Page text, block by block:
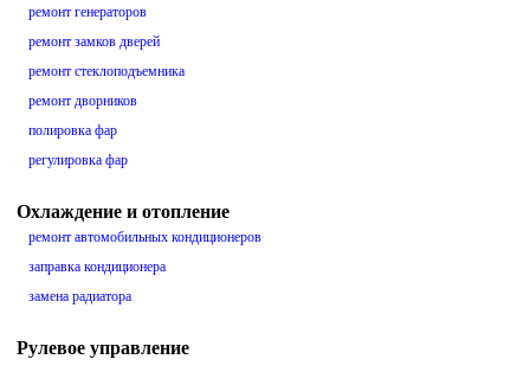
ремонт генераторов
ремонт замков дверей
ремонт стеклоподъемника
ремонт дворников
полировка фар
регулировка фар
Охлаждение и отопление
ремонт автомобильных кондиционеров
заправка кондиционера
замена радиатора
Рулевое управление